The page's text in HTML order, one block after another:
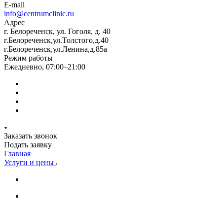
E-mail
info@centrumclinic.ru
Адрес
г. Белореченск, ул. Гоголя, д. 40
г.Белореченск,ул.Толстого,д.40
г.Белореченск,ул.Ленина,д.85а
Режим работы
Ежедневно, 07:00–21:00
Заказать звонок
Подать заявку
Главная
Услуги и цены